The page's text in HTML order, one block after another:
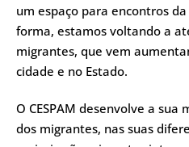
um espaço para encontros
forma, estamos voltando a
migrantes, que vem
cidade e no Estado.
O CESPAM desenvolve a
dos migrantes, nas suas